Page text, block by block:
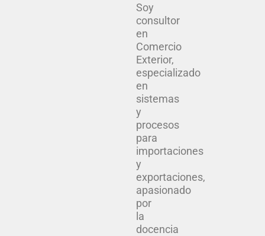
Soy
consultor
en
Comercio
Exterior,
especializado
en
sistemas
y
procesos
para
importaciones
y
exportaciones,
apasionado
por
la
docencia